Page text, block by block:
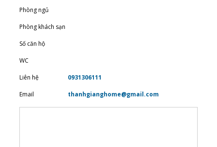
Phòng ngủ
Phòng khách sạn
Số căn hộ
WC
Liên hệ 0931306111
Email thanhgianghome@gmail.com